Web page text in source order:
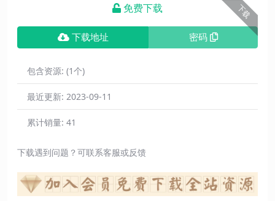
下载
免费下载
下载地址 密码
包含资源: (1个)
最近更新: 2023-09-11
累计销量: 41
下载遇到问题？可联系客服或反馈